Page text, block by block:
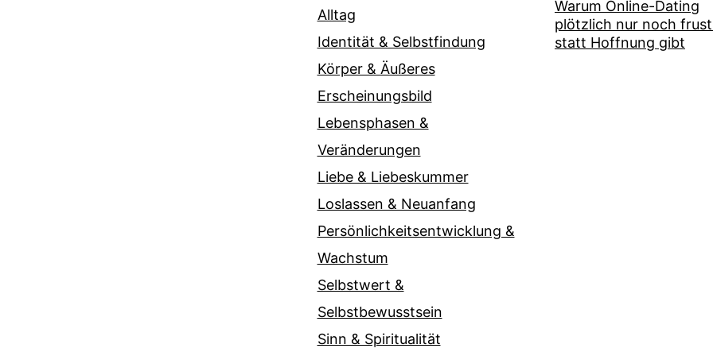
Alltag
Identität & Selbstfindung
Körper & Äußeres
Erscheinungsbild
Lebensphasen &
Veränderungen
Liebe & Liebeskummer
Loslassen & Neuanfang
Persönlichkeitsentwicklung &
Wachstum
Selbstwert &
Selbstbewusstsein
Sinn & Spiritualität
Warum Online-Dating
plötzlich nur noch
statt Hoffnung gibt